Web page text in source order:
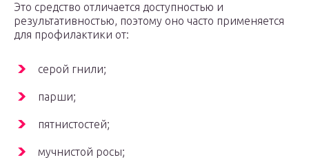
Это средство отличается доступностью и
результативностью, поэтому оно часто применяется
для профилактики от:
серой гнили;
парши;
пятнистостей;
мучнистой росы;